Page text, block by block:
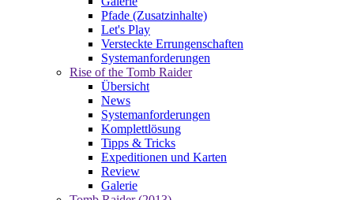
Pfade (Zusatzinhalte)
Let's Play
Versteckte Errungenschaften
Systemanforderungen
Rise of the Tomb Raider
Übersicht
News
Systemanforderungen
Komplettlösung
Tipps & Tricks
Expeditionen und Karten
Review
Galerie